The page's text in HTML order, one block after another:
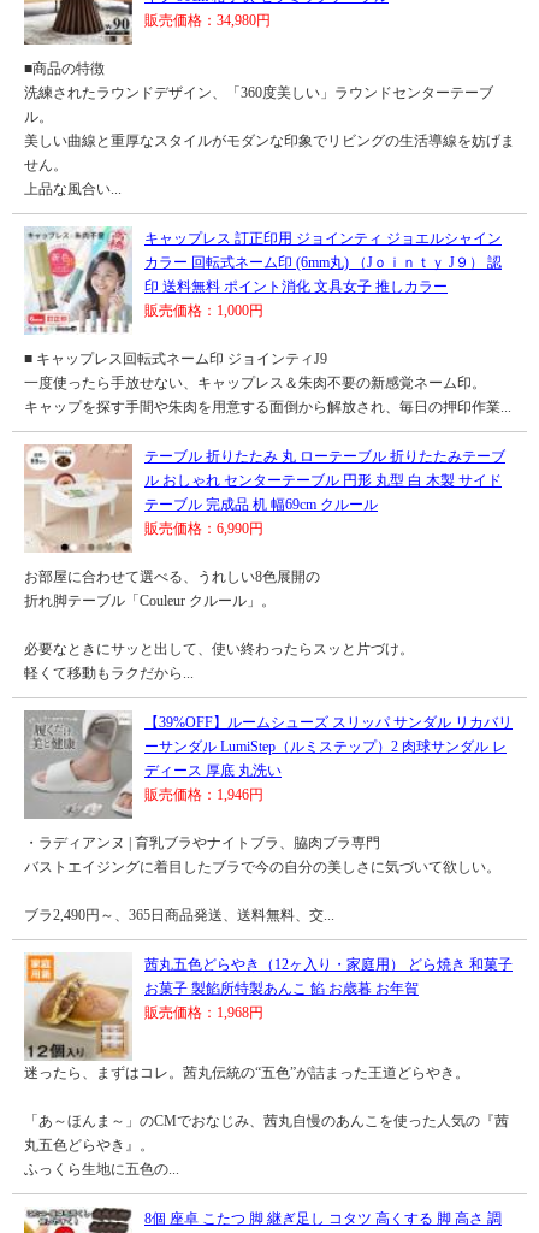
販売価格：34,980円
■商品の特徴
洗練されたラウンドデザイン、「360度美しい」ラウンドセンターテーブ
ル。
美しい曲線と重厚なスタイルがモダンな印象でリビングの生活導線を妨げま
せん。
上品な風合い...
キャップレス 訂正印用 ジョインティ ジョエルシャイン
カラー 回転式ネーム印 (6mm丸) （Jｏｉｎｔｙ J９） 認
印 送料無料 ポイント消化 文具女子 推しカラー
販売価格：1,000円
■ キャップレス回転式ネーム印 ジョインティJ9
一度使ったら手放せない、キャップレス＆朱肉不要の新感覚ネーム印。
キャップを探す手間や朱肉を用意する面倒から解放され、毎日の押印作業...
テーブル 折りたたみ 丸 ローテーブル 折りたたみテーブ
ル おしゃれ センターテーブル 円形 丸型 白 木製 サイド
テーブル 完成品 机 幅69cm クルール
販売価格：6,990円
お部屋に合わせて選べる、うれしい8色展開の
折れ脚テーブル「Couleur クルール」。
必要なときにサッと出して、使い終わったらスッと片づけ。
軽くて移動もラクだから...
【39%OFF】ルームシューズ スリッパ サンダル リカバリ
ーサンダル LumiStep（ルミステップ）2 肉球サンダル レ
ディース 厚底 丸洗い
販売価格：1,946円
・ラディアンヌ | 育乳ブラやナイトブラ、脇肉ブラ専門
バストエイジングに着目したブラで今の自分の美しさに気づいて欲しい。
ブラ2,490円～、365日商品発送、送料無料、交...
茜丸五色どらやき（12ヶ入り・家庭用） どら焼き 和菓子
お菓子 製餡所特製あんこ 餡 お歳暮 お年賀
販売価格：1,968円
迷ったら、まずはコレ。茜丸伝統の“五色”が詰まった王道どらやき。
「あ～ほんま～」のCMでおなじみ、茜丸自慢のあんこを使った人気の『茜
丸五色どらやき』。
ふっくら生地に五色の...
8個 座卓 こたつ 脚 継ぎ足し コタツ 高くする 脚 高さ 調